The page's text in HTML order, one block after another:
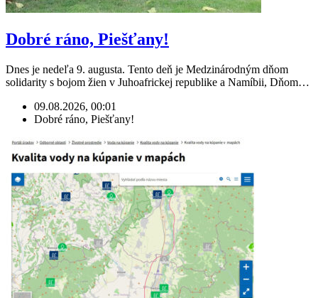
Dobré ráno, Piešťany!
Dnes je nedeľa 9. augusta. Tento deň je Medzinárodným dňom
solidarity s bojom žien v Juhoafrickej republike a Namíbii, Dňom…
09.08.2026, 00:01
Dobré ráno, Piešťany!